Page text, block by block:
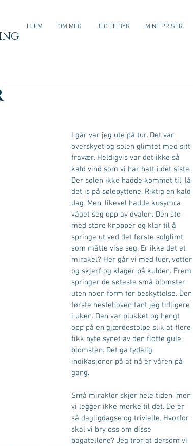
HJEM OM MEG JEG TILBYR MINE PRISER
I går var jeg ute på tur. Det var
overskyet og solen glimtet med sitt
fravær. Heldigvis var det ikke så
kald vind som vi har hatt i det siste.
Der solen ikke hadde kommet til, lå
det is på sølepyttene. Riktig en kald
dag. Men, likevel hadde kusymra
våget seg opp av dvalen. Den sto
med store knopper og klar til å
springe ut ved det første solglimt
som måtte vise seg. Er ikke det et
mirakel? Her går vi med luer, votter
og skjerf og klager på kulden. Frem
springer de søteste små blomster
uten noen form for beskyttelse. Den
første hestehoven fant jeg tidligere
i uken. Den var plukket og hengt
opp på en gjærdestolpe slik at flere
fikk nyte synet av den flotte gule
blomsten. Det ga tydelig
indikasjoner på at nå er våren på
gang.
Små mirakler skjer hele tiden, men
vi legger ikke merke til det. De er
så dagligdagse og trivielle. Hvorfor
skal vi bry oss om disse
bagatellene? Jeg tror at dersom vi